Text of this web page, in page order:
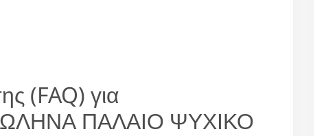
(FAQ) για
ΠΑΛΑΙΟ ΨΥΧΙΚΟ